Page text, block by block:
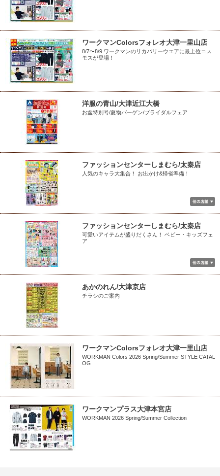
ワークマンColorsフォレオ大津一里山店
8/7〜8/9 ワークマンのリカバリーウエアに最上位コス
モスが登場！
洋服の青山/大津近江大橋
お盆特別号/夏物バーゲン/ブライダルフェア
ファッションセンターしまむら/太秦店
人気のキャラ大集合！ お出かけ&帰省準備！
ファッションセンターしまむら/太秦店
可愛いアイテムが盛りだくさん！ ベビー・キッズフェ
ア
あかのれん/大津京店
チラシのご案内
ワークマンColorsフォレオ大津一里山店
WORKMAN Colors 2026 Spring/Summer STYLE CATAL
OG
ワークマンプラス大津本宮店
WORKMAN 2026 Spring/Summer Collection